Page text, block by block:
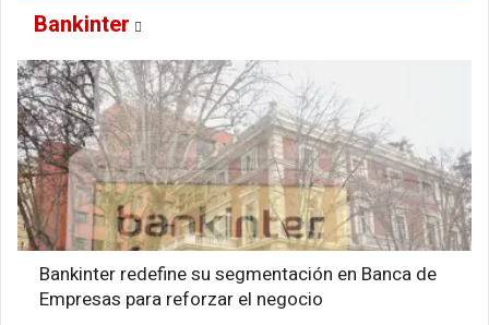
Bankinter
Bankinter redefine su segmentación en Banca de
Empresas para reforzar el negocio